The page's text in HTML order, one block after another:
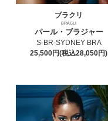
ブラクリ
BRACLI
パール・ブラジャー
S-BR-SYDNEY BRA
25,500円(税込28,050円)